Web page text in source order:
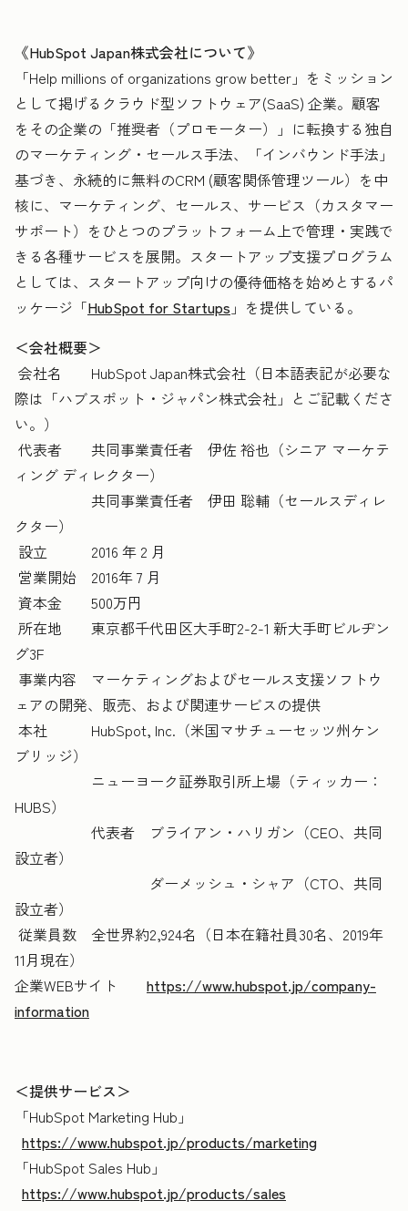
《HubSpot Japan株式会社について》
「Help millions of organizations grow better」をミッション
として掲げるクラウド型ソフトウェア(SaaS) 企業。顧客
をその企業の「推奨者（プロモーター）」に転換する独自
のマーケティング・セールス手法、「インバウンド手法」
基づき、永続的に無料のCRM (顧客関係管理ツール）を中
核に、マーケティング、セールス、サービス（カスタマー
サポート）をひとつのプラットフォーム上で管理・実践で
きる各種サービスを展開。 スタートアップ支援プログラム
としては、スタートアップ向けの優待価格を始めとするパ
ッケージ「HubSpot for Startups 」を提供している。
＜会社概要＞
会社名 HubSpot Japan株式会社（日本語表記が必要な
際は「ハブスポット・ジャパン株式会社」とご記載くださ
い。）
代表者 共同事業責任者 伊佐 裕也（シニア マーケテ
ィング ディレクター）
共同事業責任者 伊田 聡輔（セールスディレ
クター）
設立 2016 年 2 月
営業開始 2016年 7 月
資本金 500万円
所在地 東京都千代田区大手町2-2-1 新大手町ビルヂン
グ3F
事業内容 マーケティングおよびセールス支援ソフトウ
ェアの開発、販売、および関連サービスの提供
本社 HubSpot, Inc.（米国マサチューセッツ州ケン
ブリッジ）
ニューヨーク証券取引所上場（ティッカー：
HUBS）
代表者 ブライアン・ハリガン（CEO、共同
設立者）
ダーメッシュ・シャア（CTO、共同
設立者）
従業員数 全世界約2,924名（日本在籍社員30名、2019年
11月現在）
企業WEBサイト https://www.hubspot.jp/company-
information
＜提供サービス＞
「HubSpot Marketing Hub 」
https://www.hubspot.jp/products/marketing
「HubSpot Sales Hub 」
https://www.hubspot.jp/products/sales